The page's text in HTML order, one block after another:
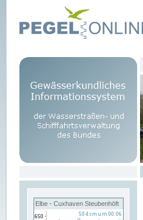
Elbe - Cuxhaven Steubenhöft